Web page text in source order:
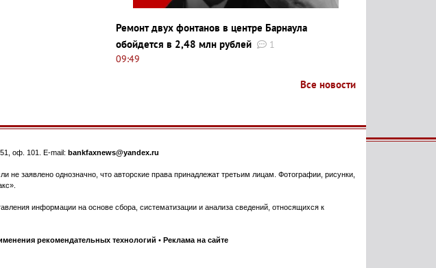
Ремонт двух фонтанов в центре Барнаула
обойдется в 2,48 млн рублей
1
09:49
Все новости
оф. 101 . E-mail: bankfaxnews@yandex.ru
заявлено однозначно, что авторские права принадлежат третьим лицам. Фотографии, рисунки,
информации на основе сбора, систематизации и анализа сведений, относящихся к
рекомендательных технологий • Реклама на сайте